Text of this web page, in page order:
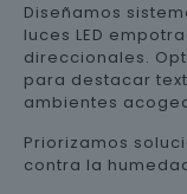
Diseñamos
luces LED
direccionales.
para destacar
ambientes
Priorizamos
contra la